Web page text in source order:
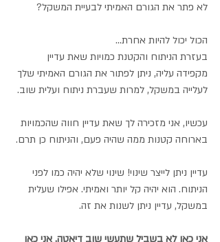
לא פתר את הגורם האמיתי לבעיית המשקל?
הכול יכול להיות אחרת...
בעזרת הניתוח והקטנת כמויות שאת עדיין
מקפידה עליה, ניתן לפתור את הגורם האמיתי שלך
לעלייה במשקל, למרות שעברת ניתוח ועלית שוב.
עכשיו, אני מזכירה לך שאת עדיין חווה שהכמויות
בארוחה קטנות ממה שהיה פעם, והניתוח כן תרם.
עדיין ניתן לייצר שינוי! שינוי שלא יהיה כמו לפני
הניתוח. הוא יהיה קל יותר ואמיתי. אפילו שעלית
במשקל, עדיין ניתן לשנות את זה.
אני כאן לא בשביל שתעשי שוב דיאטה. אני כאן